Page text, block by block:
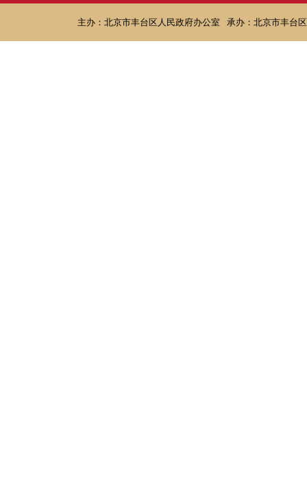
主办：北京市丰台区人民政府办公室 承办：北京市丰台